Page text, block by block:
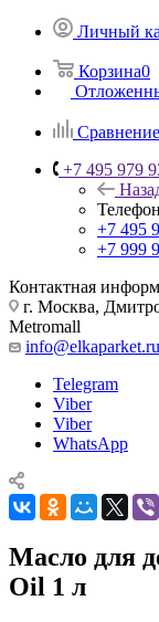
Личный
Корзина0
+7 495 979
+7 495
+7 999
Контактная
г. Москва,
Metromall
info@elkaparket.ru
Telegram
Viber
Viber
WhatsApp
Масло для
Oil 1 л